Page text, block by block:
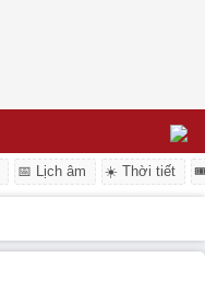
📅 Lịch âm ☀️ Thời tiết